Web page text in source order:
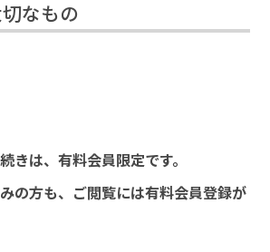
なもの
きは、有料会員限定です。
の方も、ご閲覧には有料会員登録が